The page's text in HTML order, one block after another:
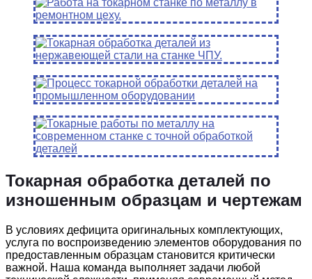
Токарная обработка деталей по
изношенным образцам и чертежам
В условиях дефицита оригинальных комплектующих,
услуга по воспроизведению элементов оборудования по
предоставленным образцам становится критически
важной. Наша команда выполняет задачи любой